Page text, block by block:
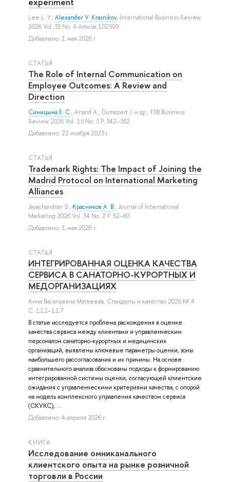
Lee L. Y., Alexander V. Krasnikov, International Business Review
2026 Vol. 35 No. 4 Article 102599
Добавлено: 1 мая 2026 г.
СТАТЬЯ
The Role of Internal Communication on
Employee Outcomes: A Review and
Direction
Синицына Е. С., Anand A., Dumazert J. и др., FIIB Business
Review 2026 Vol. 15 No. 3 P. 342–352
Добавлено: 22 ноября 2023 г.
СТАТЬЯ
Trademark Rights: The Impact of Joining the
Madrid Protocol on International Marketing
Alliances
Jayachandran S., Красников А. В., Journal of International
Marketing 2026 Vol. 34 No. 2 P. 52–60
Добавлено: 1 мая 2026 г.
СТАТЬЯ
ИНТЕГРИРОВАННАЯ ОЦЕНКА КАЧЕСТВА
СЕРВИСА В САНАТОРНО-КУРОРТНЫХ И
МЕДОРГАНИЗАЦИЯХ
Анна Васильевна Матвеева, Стандарты и качество 2026 № 4
С. 112–117
В статье исследуется проблема расхождения в оценке
качества сервиса между клиентами и управленческим
персоналом санаторно-курортных и медицинских
организаций, выявлены ключевые параметры оценки, зоны
наибольшего рассогласования и их причины. На основе
сравнительного анализа обоснованы подходы к формированию
интегрированной системы оценки, согласующей клиентские
ожидания с управленческими критериями качества, с опорой
на модель комплексного управления качеством сервиса
(СКУКС), ...
Добавлено: 4 апреля 2026 г.
КНИГА
Исследование омниканального
клиентского опыта на рынке розничной
торговли в России